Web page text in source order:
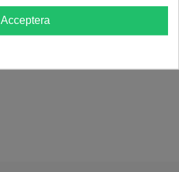
Acceptera